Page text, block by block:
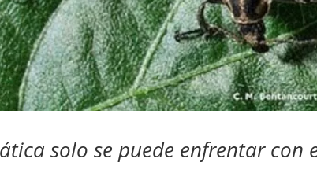
solo se puede enfrentar con